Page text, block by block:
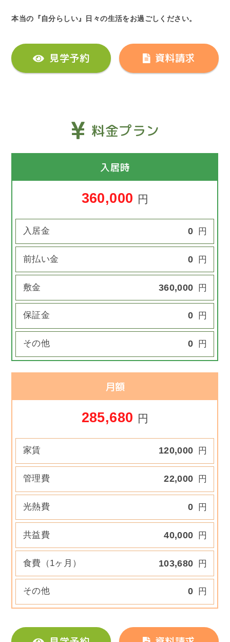
本当の『自分らしい』日々の生活をお過ごしください。
見学予約 資料請求
料金プラン
入居時
360,000 円
入居金 0 円
前払い金 0 円
敷金 360,000 円
保証金 0 円
その他 0 円
月額
285,680 円
家賃 120,000 円
管理費 22,000 円
光熱費 0 円
共益費 40,000 円
食費（1ヶ月） 103,680 円
その他 0 円